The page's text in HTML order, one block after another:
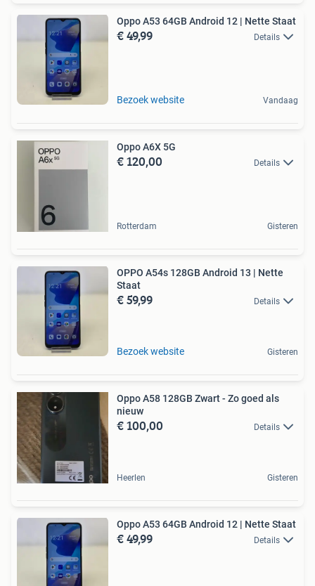
Oppo A53 64GB Android 12 | Nette Staat
€ 49,99 Details
Bezoek website Vandaag
Oppo A6X 5G
€ 120,00 Details
Rotterdam Gisteren
OPPO A54s 128GB Android 13 | Nette
Staat
€ 59,99 Details
Bezoek website Gisteren
Oppo A58 128GB Zwart - Zo goed als
nieuw
€ 100,00 Details
Heerlen Gisteren
Oppo A53 64GB Android 12 | Nette Staat
€ 49,99 Details